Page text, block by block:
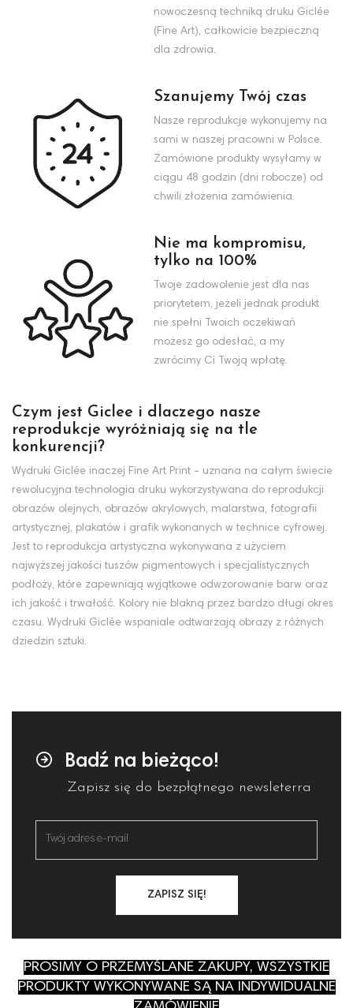
nowoczesną techniką druku Giclée
(Fine Art), całkowicie bezpieczną
dla zdrowia.
Szanujemy Twój czas
Nasze reprodukcje wykonujemy na
sami w naszej pracowni w Polsce.
Zamówione produkty wysyłamy w
ciągu 48 godzin (dni robocze) od
chwili złożenia zamówienia.
Nie ma kompromisu,
tylko na 100%
Twoje zadowolenie jest dla nas
priorytetem, jeżeli jednak produkt
nie spełni Twoich oczekiwań
możesz go odesłać, a my
zwrócimy Ci Twoją wpłatę.
Czym jest Giclee i dlaczego nasze
reprodukcje wyróżniają się na tle
konkurencji?
Wydruki Giclée inaczej Fine Art Print - uznana na całym świecie
rewolucyjna technologia druku wykorzystywana do reprodukcji
obrazów olejnych, obrazów akrylowych, malarstwa, fotografii
artystycznej, plakatów i grafik wykonanych w technice cyfrowej.
Jest to reprodukcja artystyczna wykonywana z użyciem
najwyższej jakości tuszów pigmentowych i specjalistycznych
podłoży, które zapewniają wyjątkowe odwzorowanie barw oraz
ich jakość i trwałość. Kolory nie blakną przez bardzo długi okres
czasu. Wydruki Giclée wspaniale odtwarzają obrazy z różnych
dziedzin sztuki.
Badź na bieżąco!
Zapisz się do bezpłątnego newsleterra
ZAPISZ SIĘ!
PROSIMY O PRZEMYŚLANE ZAKUPY, WSZYSTKIE
PRODUKTY WYKONYWANE SĄ NA INDYWIDUALNE